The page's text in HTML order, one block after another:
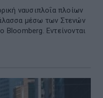
ναυσιπλοΐα πλοίων
μέσω των Στενών
Eντείνονται